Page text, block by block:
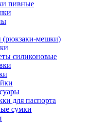
пивные
(рюкзаки-мешки)
силиконовые
для паспорта
сумки